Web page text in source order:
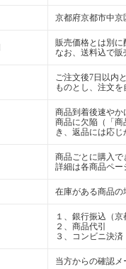
京都府京都市中京
販売価格とは別に
なお、送料込で販
ご注文後7日以内
ものとし、注文を
商品到着後速やか
商品に欠陥（「
き、返品には応じ
商品ごとに購入で
詳細は各商品ペー
在庫がある商品の
１、銀行振込（京
２、商品代引
３、コンビニ決
当方からの確認メ